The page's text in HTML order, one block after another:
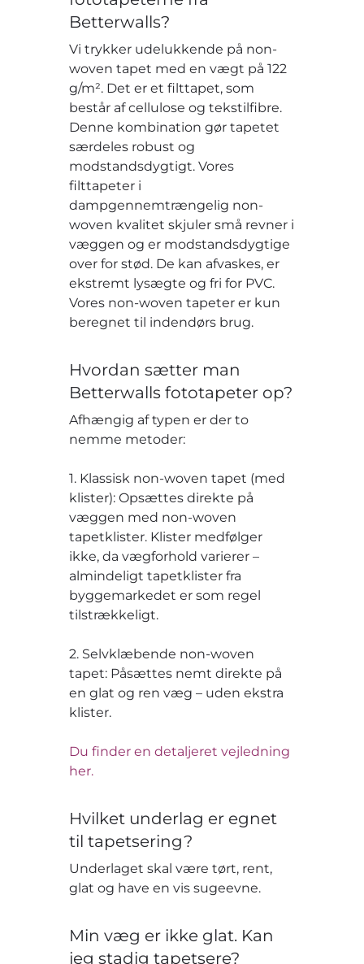
Betterwalls?
Vi trykker udelukkende på non-
woven tapet med en vægt på 122
g/m². Det er et filttapet, som
består af cellulose og tekstilfibre.
Denne kombination gør tapetet
særdeles robust og
modstandsdygtigt. Vores
filttapeter i
dampgennemtrængelig non-
woven kvalitet skjuler små revner i
væggen og er modstandsdygtige
over for stød. De kan afvaskes, er
ekstremt lysægte og fri for PVC.
Vores non-woven tapeter er kun
beregnet til indendørs brug.
Hvordan sætter man
Betterwalls fototapeter op?
Afhængig af typen er der to
nemme metoder:
1. Klassisk non-woven tapet (med
klister): Opsættes direkte på
væggen med non-woven
tapetklister. Klister medfølger
ikke, da vægforhold varierer –
almindeligt tapetklister fra
byggemarkedet er som regel
tilstrækkeligt.
2. Selvklæbende non-woven
tapet: Påsættes nemt direkte på
en glat og ren væg – uden ekstra
klister.
Du finder en detaljeret vejledning
her.
Hvilket underlag er egnet
til tapetsering?
Underlaget skal være tørt, rent,
glat og have en vis sugeevne.
Min væg er ikke glat. Kan
jeg stadig tapetsere?